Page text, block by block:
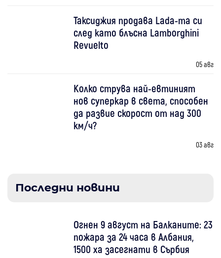
Таксиджия продава Lada-та си
след като блъсна Lamborghini
Revuelto
05 авг
Колко струва най-евтиният
нов суперкар в света, способен
да развие скорост от над 300
км/ч?
03 авг
Последни новини
Огнен 9 август на Балканите: 23
пожара за 24 часа в Албания,
1500 ха засегнати в Сърбия